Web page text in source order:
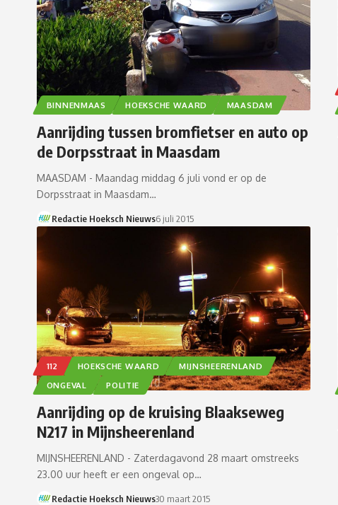
BINNENMAAS HOEKSCHE WAARD MAASDAM
Aanrijding tussen bromfietser en auto op
de Dorpsstraat in Maasdam
MAASDAM - Maandag middag 6 juli vond er op de
Dorpsstraat in Maasdam…
Redactie Hoeksch Nieuws6 juli 2015
112 HOEKSCHE WAARD
MIJNSHEERENLAND
ONGEVAL
POLITIE
Aanrijding op de kruising Blaakseweg
N217 in Mijnsheerenland
MIJNSHEERENLAND - Zaterdagavond 28 maart omstreeks
23.00 uur heeft er een ongeval op…
Redactie Hoeksch Nieuws30 maart 2015